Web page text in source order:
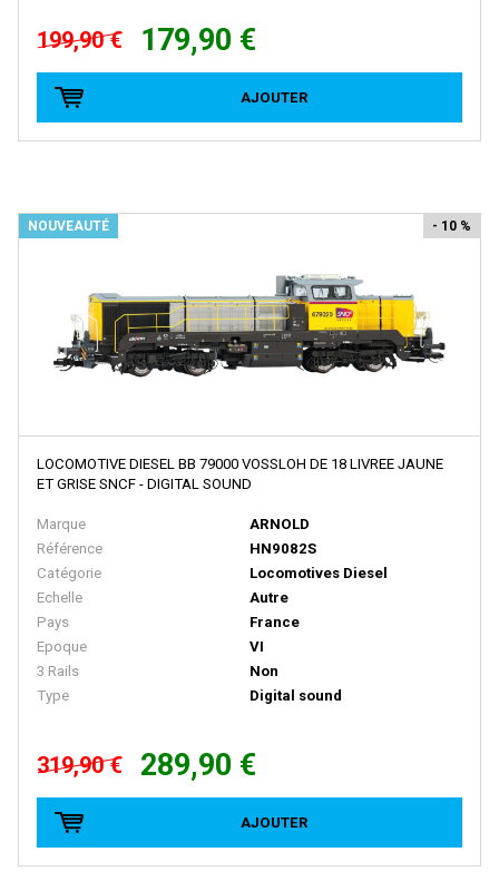
NEO
NLOOK
NME
NOVATEUR MODELES
ORANGUTAN MODEL
Oskar
PANIER
PARSIFAL
PAUL'S MODEL ART
Peco
PERMOT
PIKO
PIRATA MODELS
PN SUD MODELISME
Pola
199,90 € 179,90 €
AJOUTER
NOUVEAUTÉ
LOCOMOTIVE DIESEL BB 79000 VOSSLOH DE 18 LIVREE JAUNE
ET GRISE SNCF - DIGITAL SOUND
Marque
ARNOLD
Référence
HN9082S
Catégorie
Locomotives Diesel
Echelle
Autre
Pays
France
Epoque
VI
3 Rails
Non
Type
Digital sound
- 10 %
319,90 € 289,90 €
AJOUTER